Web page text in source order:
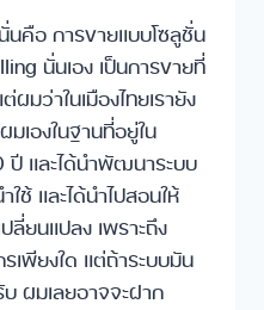
นคือ การขายแบบโซลูชั่น
นั่นเอง เป็นการขายที่
มว่าในเมืองไทยเรายัง
มเองในฐานที่อยู่ใน
ปี และได้นำพัฒนาระบบ
ช้ และได้นำไปสอนให้
ลี่ยนแปลง เพราะถึง
เพียงใด แต่ถ้าระบบมัน
ผมเลยอาจจะฝาก